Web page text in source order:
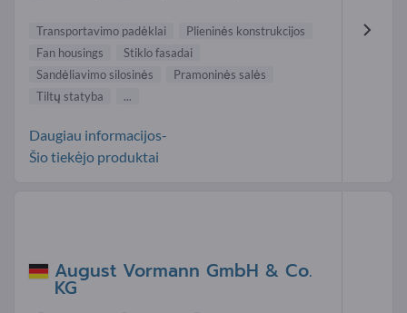
Transportavimo padėklai
Plieninės konstrukcijos
Fan housings
Stiklo fasadai
Sandėliavimo silosinės
Pramoninės salės
Tiltų statyba
...
Daugiau informacijos-
Šio tiekėjo produktai
August Vormann GmbH & Co.
KG